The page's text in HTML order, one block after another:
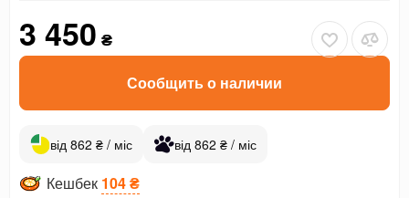
3 450 ₴
Сообщить о наличии
від 862 ₴ / міс від 862 ₴ / міс
Кешбек 104 ₴